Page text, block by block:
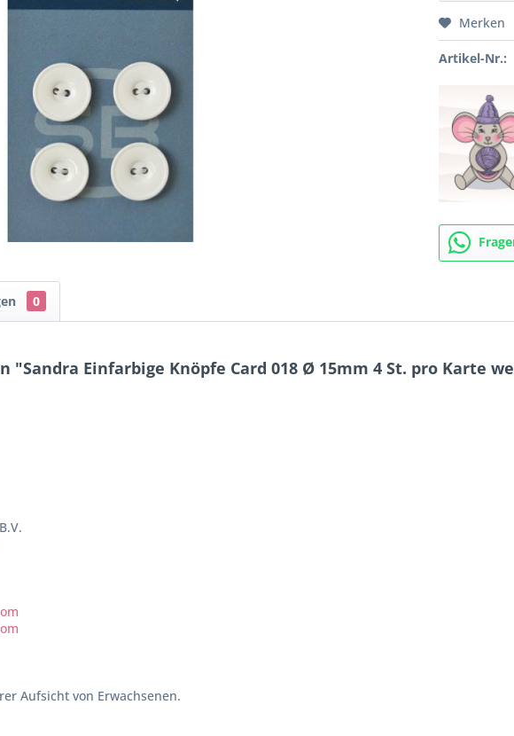
Merken
Artikel-Nr.:
0
Einfarbige Knöpfe Card 018 Ø 15mm 4 St. pro Karte
Aufsicht von Erwachsenen.